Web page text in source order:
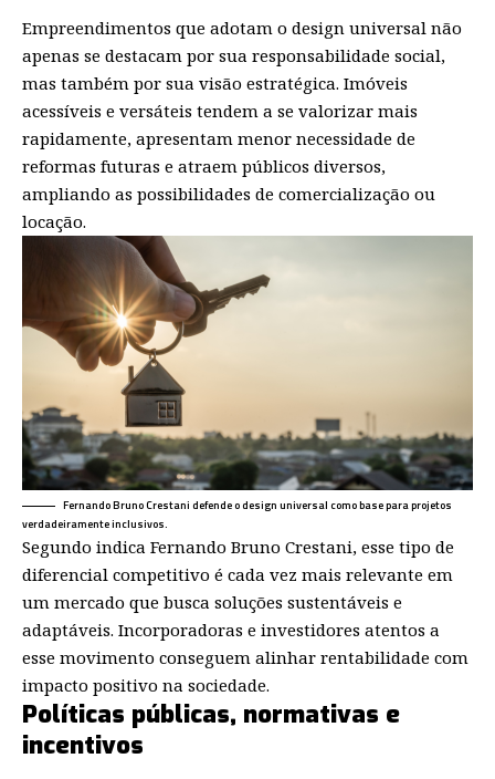
Empreendimentos que adotam o design universal não
apenas se destacam por sua responsabilidade social,
mas também por sua visão estratégica. Imóveis
acessíveis e versáteis tendem a se valorizar mais
rapidamente, apresentam menor necessidade de
reformas futuras e atraem públicos diversos,
ampliando as possibilidades de comercialização ou
locação.
Fernando Bruno Crestani defende o design universal como base para projetos
verdadeiramente inclusivos.
Segundo indica Fernando Bruno Crestani, esse tipo de
diferencial competitivo é cada vez mais relevante em
um mercado que busca soluções sustentáveis e
adaptáveis. Incorporadoras e investidores atentos a
esse movimento conseguem alinhar rentabilidade com
impacto positivo na sociedade.
Políticas públicas, normativas e
incentivos